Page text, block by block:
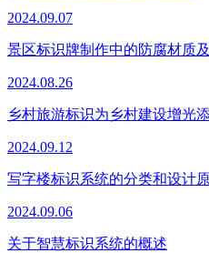
2024.09.07
景区标识牌制作中的防腐材质
2024.08.26
乡村旅游标识为乡村建设增光
2024.09.12
写字楼标识系统的分类和设计
2024.09.06
关于智慧标识系统的概述